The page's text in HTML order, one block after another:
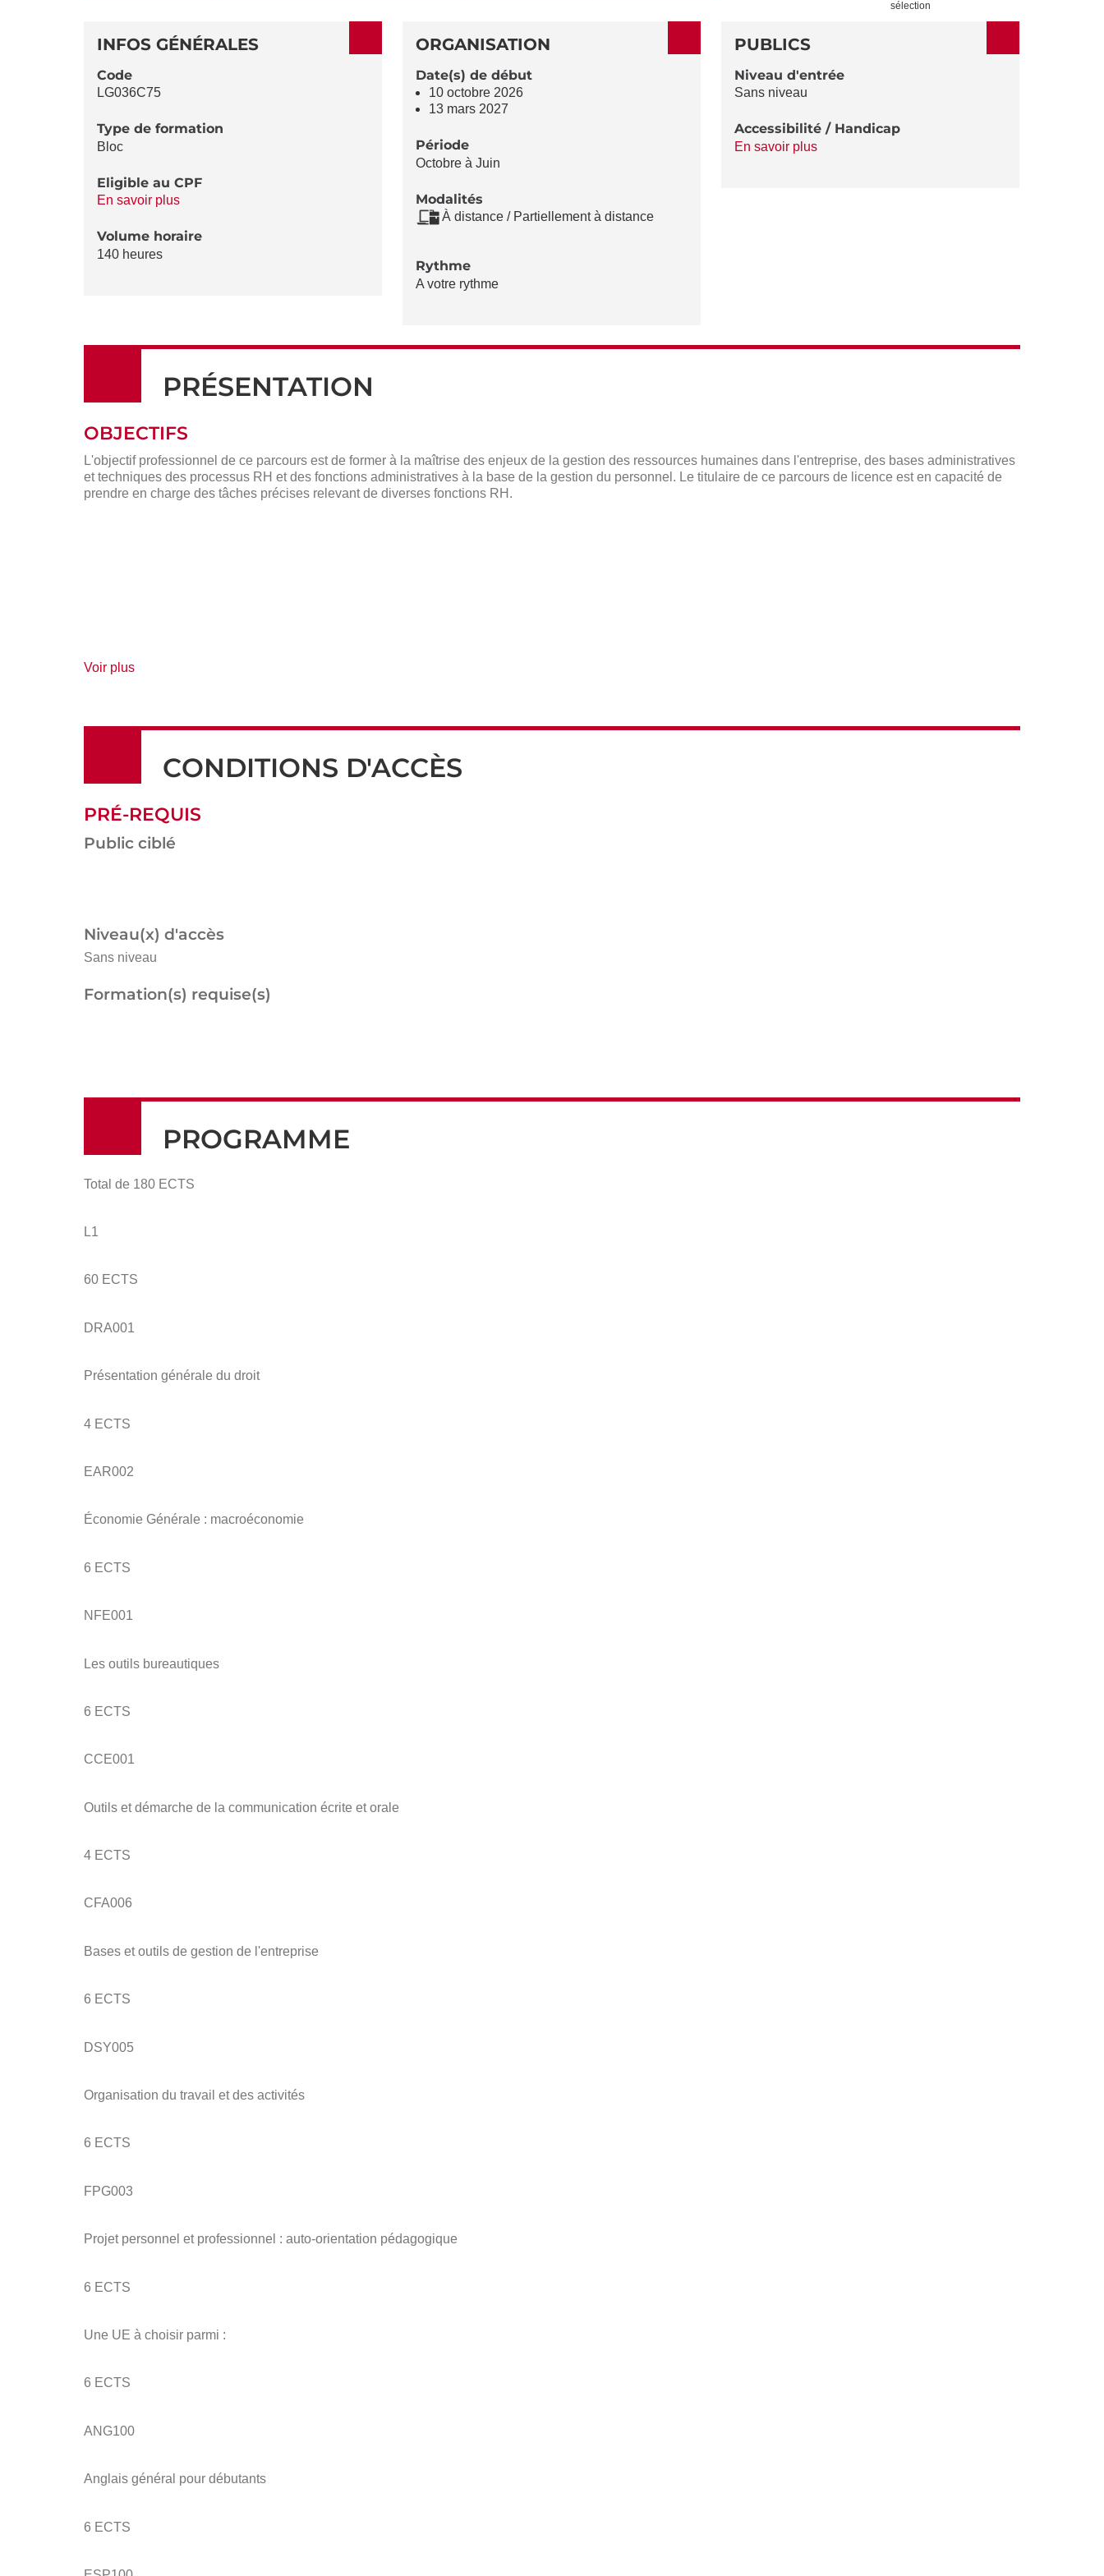
DE
LA
ACTIONS
sélection
DÉTAILS
INFOS GÉNÉRALES
Code
LG036C75
Type de formation
Bloc
Eligible au CPF
En savoir plus
Volume horaire
140 heures
ORGANISATION
Date(s) de début
10 octobre 2026
13 mars 2027
Période
Octobre à Juin
Modalités
À distance / Partiellement à distance
Rythme
A votre rythme
PUBLICS
Niveau d'entrée
Sans niveau
Accessibilité / Handicap
En savoir plus
PRÉSENTATION
OBJECTIFS
L'objectif professionnel de ce parcours est de former à la maîtrise des enjeux de la gestion des ressources humaines dans l'entreprise, des bases administratives
et techniques des processus RH et des fonctions administratives à la base de la gestion du personnel. Le titulaire de ce parcours de licence est en capacité de
prendre en charge des tâches précises relevant de diverses fonctions RH.
Voir plusde
CONDITIONS D'ACCÈS
PRÉ-REQUIS
Public ciblé
Niveau(x) d'accès
Sans niveau
Formation(s) requise(s)
PROGRAMME
Total de 180 ECTS
L1
60 ECTS
DRA001
Présentation générale du droit
4 ECTS
EAR002
Économie Générale : macroéconomie
6 ECTS
NFE001
Les outils bureautiques
6 ECTS
CCE001
Outils et démarche de la communication écrite et orale
4 ECTS
CFA006
Bases et outils de gestion de l'entreprise
6 ECTS
DSY005
Organisation du travail et des activités
6 ECTS
FPG003
Projet personnel et professionnel : auto-orientation pédagogique
6 ECTS
Une UE à choisir parmi :
6 ECTS
ANG100
Anglais général pour débutants
6 ECTS